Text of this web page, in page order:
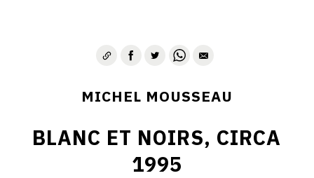
MICHEL MOUSSEAU
BLANC ET NOIRS, CIRCA
1995